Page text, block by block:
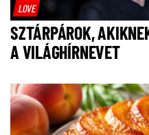
LOVE
SZTÁRPÁROK,
A VILÁGHÍRNEVET